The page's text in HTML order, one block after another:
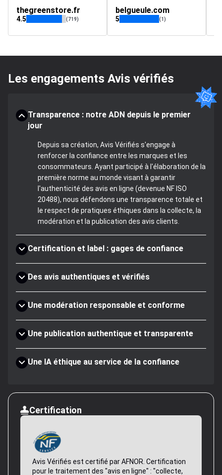
thegreenstore.fr
4.5 (719)
belgueule.com
5 (1)
Les engagements Avis vérifiés
Transparence : notre ADN depuis le premier
jour
Depuis sa création, Avis Vérifiés s'engage à
renforcer la confiance entre les marques et les
consommateurs. Ayant participé à l'élaboration de la
première norme au monde visant à garantir
l'authenticité des avis en ligne (devenue NF ISO
20488), nous défendons une transparence totale et
le respect de pratiques éthiques dans la collecte, la
modération et la publication des avis clients.
Certification et label : gages de confiance
Des avis authentiques et vérifiés
Une modération responsable et conforme
Une publication authentique et transparente
Une IA éthique au service de la confiance
Certification
Avis Vérifiés est certifié par AFNOR. Certification
pour le traitement des "avis en ligne" : "collecte,